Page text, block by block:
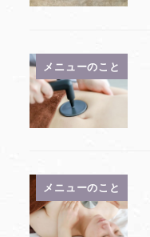
メニューのこと
メニューのこと